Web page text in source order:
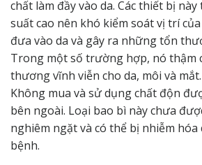
chất làm đầy vào da. Các thiết bị
suất cao nên khó kiểm soát vị trí
đưa vào da và gây ra những tổn
Trong một số trường hợp, nó thậm
thương vĩnh viễn cho da, môi và mắt.
Không mua và sử dụng chất độn
bên ngoài. Loại bao bì này chưa
nghiêm ngặt và có thể bị nhiễm hóa
bệnh.